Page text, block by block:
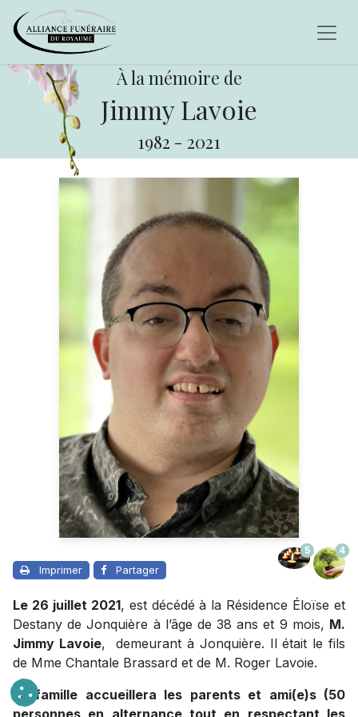
À la mémoire de
Jimmy Lavoie
1982 - 2021
Imprimer Partager
5 4
Le 26 juillet 2021, est décédé à la Résidence Éloïse et
Destany de Jonquière à l’âge de 38 ans et 9 mois, M.
Jimmy Lavoie, demeurant à Jonquière. Il était le fils
de Mme Chantale Brassard et de M. Roger Lavoie.
La famille accueillera les parents et ami(e)s (50
personnes en alternance tout en respectant les